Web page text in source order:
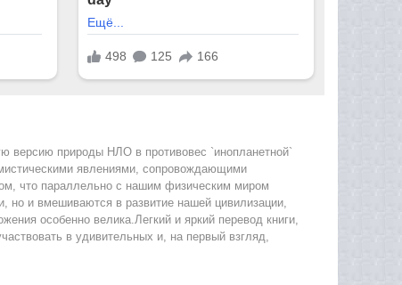
версию природы НЛО в противовес `инопланетной`
явлениями, сопровождающими
что параллельно с нашим физическим миром
но и вмешиваются в развитие нашей цивилизации,
особенно велика.Легкий и яркий перевод книги,
в удивительных и, на первый взгляд,